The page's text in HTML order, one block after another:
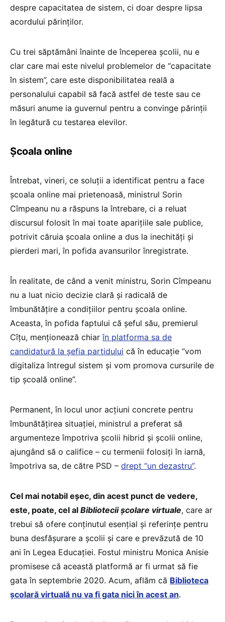
despre capacitatea de sistem, ci doar despre lipsa
acordului părinților.
Cu trei săptămâni înainte de începerea școlii, nu e
clar care mai este nivelul problemelor de “capacitate
în sistem”, care este disponibilitatea reală a
personalului capabil să facă astfel de teste sau ce
măsuri anume ia guvernul pentru a convinge părinții
în legătură cu testarea elevilor.
Școala online
Întrebat, vineri, ce soluții a identificat pentru a face
școala online mai prietenoasă, ministrul Sorin
Cîmpeanu nu a răspuns la întrebare, ci a reluat
discursul folosit în mai toate aparițiile sale publice,
potrivit căruia școala online a dus la inechități și
pierderi mari, în pofida avansurilor înregistrate.
În realitate, de când a venit ministru, Sorin Cîmpeanu
nu a luat nicio decizie clară și radicală de
îmbunătățire a condițiilor pentru școala online.
Aceasta, în pofida faptului că șeful său, premierul
Cîțu, menționează chiarîn platforma sa de
candidatură la șefia partidului că în educație “vom
digitaliza întregul sistem și vom promova cursurile de
tip școală online”.
Permanent, în locul unor acțiuni concrete pentru
îmbunătățirea situației, ministrul a preferat să
argumenteze împotriva școlii hibrid și școlii online,
ajungând să o califice – cu termenii folosiți în iarnă,
împotriva sa, de către PSD – drept “un dezastru”.
Cel mai notabil eșec, din acest punct de vedere,
este, poate, cel al Bibliotecii școlare virtuale, care ar
trebui să ofere conținutul esențial și referințe pentru
buna desfășurare a școlii și care e prevăzută de 10
ani în Legea Educației. Fostul ministru Monica Anisie
promisese că această platformă ar fi urmat să fie
gata în septembrie 2020. Acum, aflăm că Biblioteca
școlară virtuală nu va fi gata nici în acest an.